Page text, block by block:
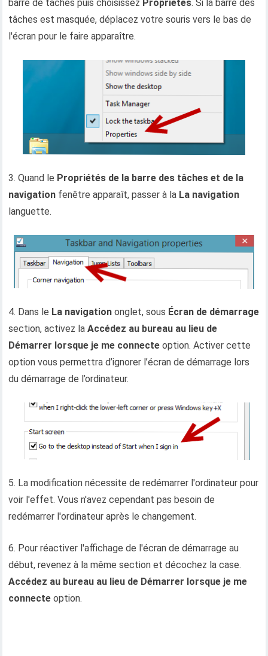
barre de tâches puis choisissez Propriétés. Si la barre des
tâches est masquée, déplacez votre souris vers le bas de
l'écran pour le faire apparaître.
3. Quand le Propriétés de la barre des tâches et de la
navigation fenêtre apparaît, passer à la La navigation
languette.
4. Dans le La navigation onglet, sous Écran de démarrage
section, activez la Accédez au bureau au lieu de
Démarrer lorsque je me connecte option. Activer cette
option vous permettra d’ignorer l’écran de démarrage lors
du démarrage de l’ordinateur.
5. La modification nécessite de redémarrer l'ordinateur pour
voir l'effet. Vous n'avez cependant pas besoin de
redémarrer l'ordinateur après le changement.
6. Pour réactiver l'affichage de l'écran de démarrage au
début, revenez à la même section et décochez la case.
Accédez au bureau au lieu de Démarrer lorsque je me
connecte option.